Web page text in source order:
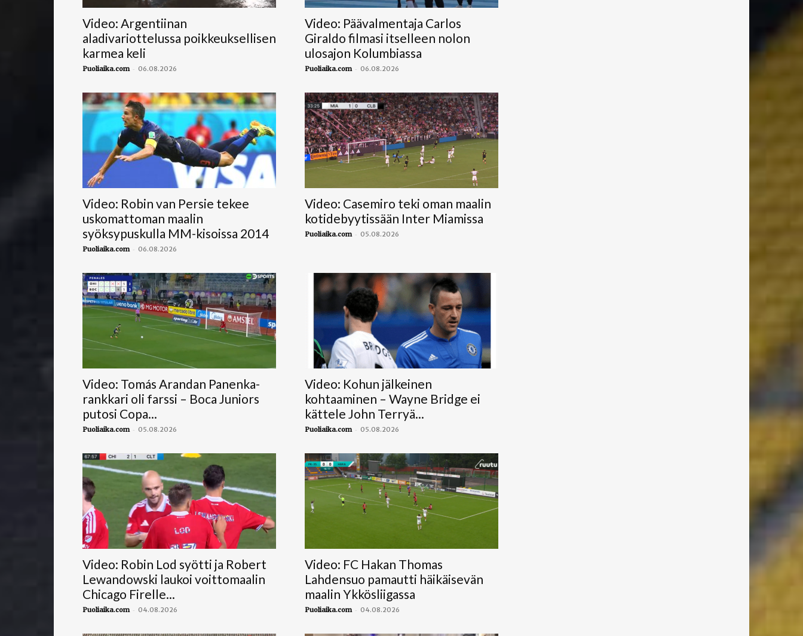
Video: Argentiinan
aladivariottelussa poikkeuksellisen
karmea keli
Puoliaika.com - 06.08.2026
Video: Päävalmentaja Carlos
Giraldo filmasi itselleen nolon
ulosajon Kolumbiassa
Puoliaika.com - 06.08.2026
Video: Robin van Persie tekee
uskomattoman maalin
syöksypuskulla MM-kisoissa 2014
Puoliaika.com - 06.08.2026
Video: Casemiro teki oman maalin
kotidebyytissään Inter Miamissa
Puoliaika.com - 05.08.2026
Video: Tomás Arandan Panenka-
rankkari oli farssi – Boca Juniors
putosi Copa...
Puoliaika.com - 05.08.2026
Video: Kohun jälkeinen
kohtaaminen – Wayne Bridge ei
kättele John Terryä...
Puoliaika.com - 05.08.2026
Video: Robin Lod syötti ja Robert
Lewandowski laukoi voittomaalin
Chicago Firelle...
Puoliaika.com - 04.08.2026
Video: FC Hakan Thomas
Lahdensuo pamautti häikäisevän
maalin Ykkösliigassa
Puoliaika.com - 04.08.2026